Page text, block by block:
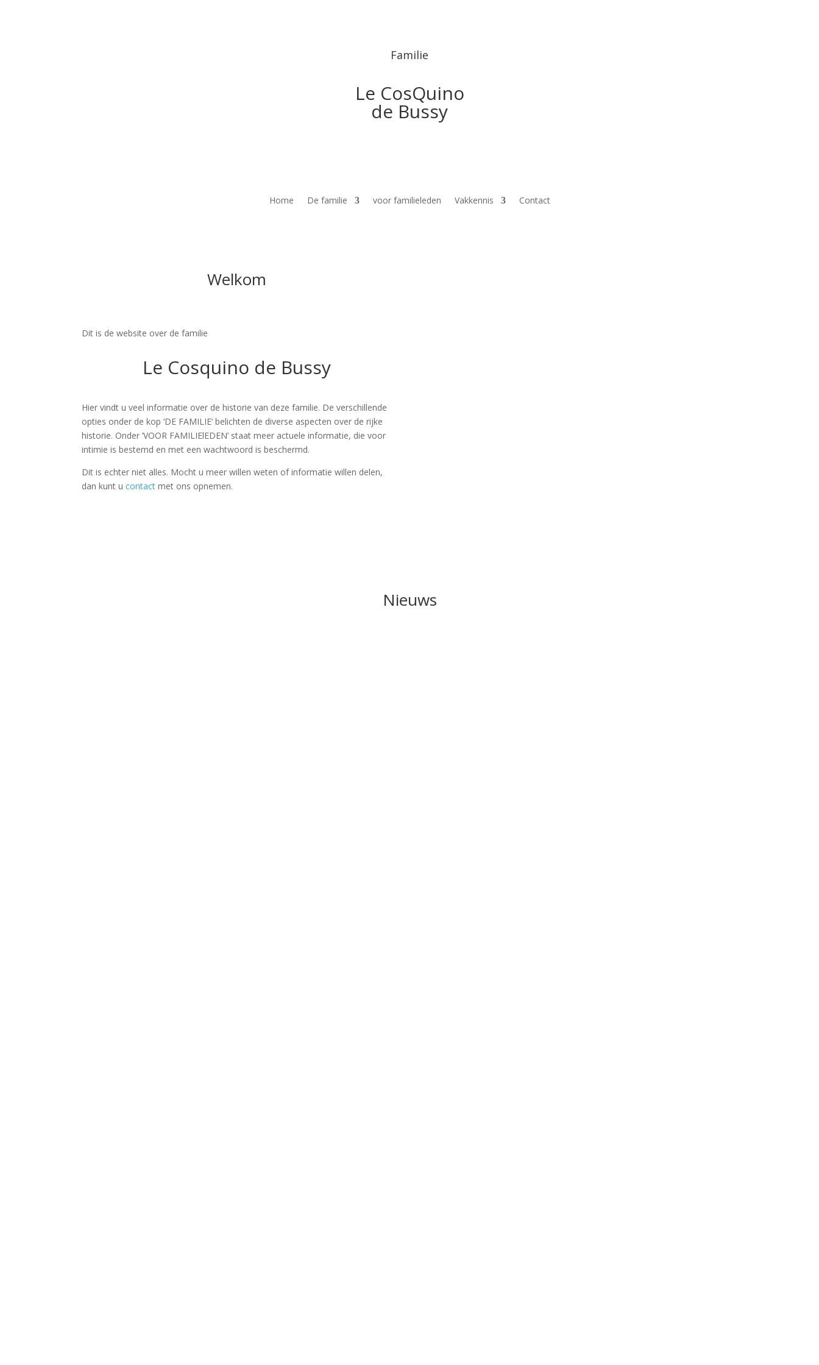
Familie
Le CosQuino
de Bussy
Home De familie voor familieleden Vakkennis Contact
Welkom
Dit is de website over de familie
Le Cosquino de Bussy
Hier vindt u veel informatie over de historie van deze familie. De verschillende
opties onder de kop ‘DE FAMILIE’ belichten de diverse aspecten over de rijke
historie. Onder ‘VOOR FAMILIElEDEN’ staat meer actuele informatie, die voor
intimie is bestemd en met een wachtwoord is beschermd.
Dit is echter niet alles. Mocht u meer willen weten of informatie willen delen,
dan kunt ucontact met ons opnemen.
Nieuws